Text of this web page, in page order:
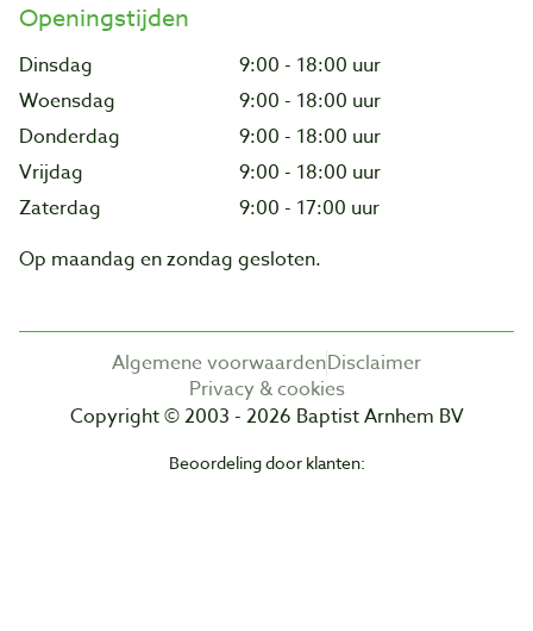
Openingstijden
Dinsdag
9:00 - 18:00 uur
Woensdag
9:00 - 18:00 uur
Donderdag
9:00 - 18:00 uur
Vrijdag
9:00 - 18:00 uur
Zaterdag
9:00 - 17:00 uur
Op maandag en zondag gesloten.
Algemene voorwaardenDisclaimer
Privacy & cookies
Copyright © 2003 - 2026 Baptist Arnhem BV
Beoordeling door klanten: